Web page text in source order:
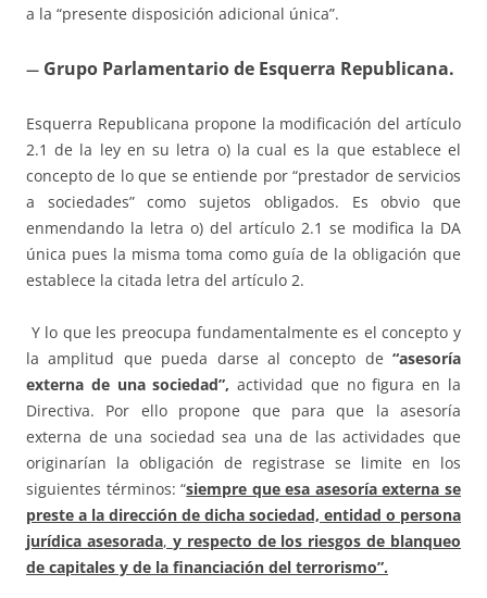
a la “presente disposición adicional única”.
— Grupo Parlamentario de Esquerra Republicana.
Esquerra Republicana propone la modificación del artículo
2.1 de la ley en su letra o) la cual es la que establece el
concepto de lo que se entiende por “prestador de servicios
a sociedades” como sujetos obligados. Es obvio que
enmendando la letra o) del artículo 2.1 se modifica la DA
única pues la misma toma como guía de la obligación que
establece la citada letra del artículo 2.
Y lo que les preocupa fundamentalmente es el concepto y
la amplitud que pueda darse al concepto de “asesoría
externa de una sociedad”,actividad que no figura en la
Directiva. Por ello propone que para que la asesoría
externa de una sociedad sea una de las actividades que
originarían la obligación de registrase se limite en los
siguientes términos: “siempre que esa asesoría externa se
preste a la dirección de dicha sociedad, entidad o persona
jurídica asesorada, y respecto de los riesgos de blanqueo
de capitales y de la financiación del terrorismo”.